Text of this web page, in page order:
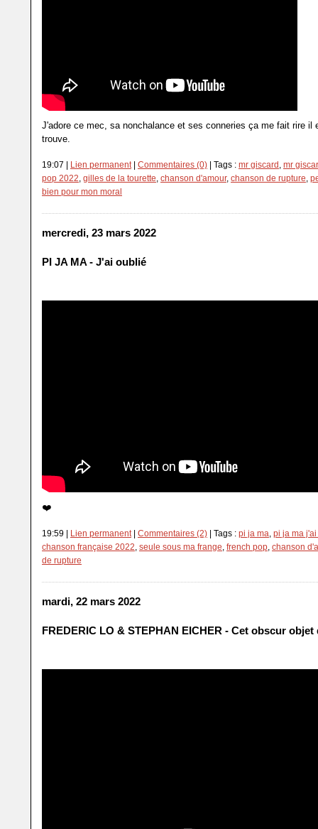
J'adore ce mec, sa nonchalance et ses conneries ça me fait rire il
trouve.
19:07 | Lien permanent| Commentaires (0) | Tags : mr giscard , mr
pop 2022, gilles de la tourette, chanson d'amour, chanson de rupture,
bien pour mon moral
mercredi, 23 mars 2022
PI JA MA - J'ai oublié
❤️
19:59 | Lien permanent | Commentaires (2) | Tags : pi ja ma pi ja ma
chanson française 2022 seule sous ma frange french pop chanson
de rupture
mardi, 22 mars 2022
FREDERIC LO & STEPHAN EICHER - Cet obscur objet